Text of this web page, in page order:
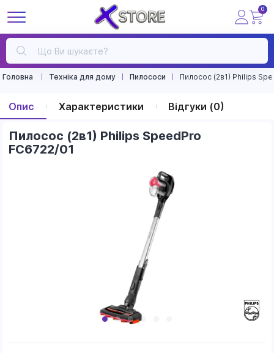
0
Головна Техніка для дому Пилососи Пилосос (2в1) Philips
Опис Характеристики Відгуки (0)
Пилосос (2в1) Philips SpeedPro
FC6722/01